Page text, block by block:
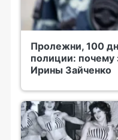
Пролежни, 100
полиции: почему
Ирины Зайченко